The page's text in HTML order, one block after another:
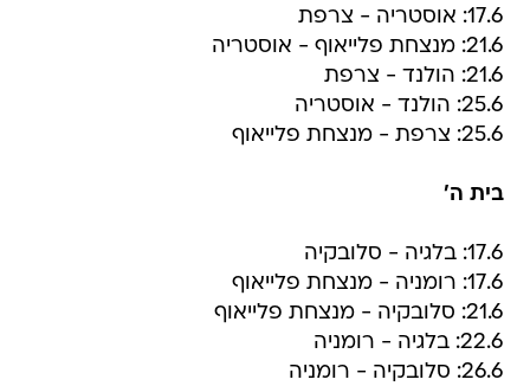
17.6: אוסטריה - צרפת
21.6: מנצחת פלייאוף - אוסטריה
21.6: הולנד - צרפת
25.6: הולנד - אוסטריה
25.6: צרפת - מנצחת פלייאוף
בית ה'
17.6: בלגיה - סלובקיה
17.6: רומניה - מנצחת פלייאוף
21.6: סלובקיה - מנצחת פלייאוף
22.6: בלגיה - רומניה
26.6: סלובקיה - רומניה